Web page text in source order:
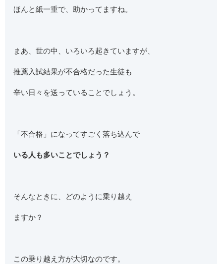
ほんと紙一重で、助かってますね。
まあ、世の中、いろいろ起きていますが、
推薦入試結果が不合格だった生徒も
辛い日々を送っていることでしょう。
「不合格」になってすごく落ち込んで
いる人も多いことでしょう？
そんなときに、どのように乗り越え
ますか？
この乗り越え方が大切なのです。